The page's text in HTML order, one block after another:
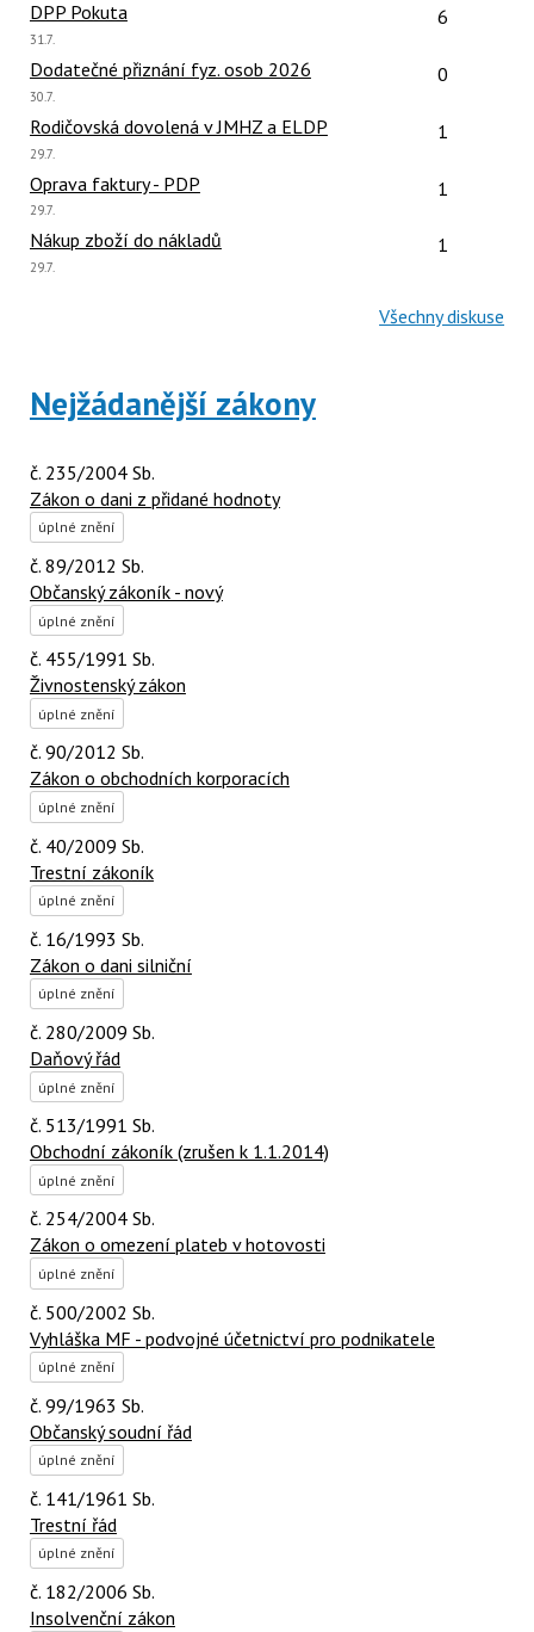
DPP Pokuta Počet
6
Poslední
31.7.
Dodatečné přiznání fyz. osob 2026 Počet
0
Poslední
30.7.
Rodičovská dovolená v JMHZ a ELDP Počet
1
Poslední
29.7.
Oprava faktury - PDP Počet
1
Poslední
29.7.
Nákup zboží do nákladů Počet
1
Poslední
29.7.
Všechny diskuse
Nejžádanější zákony
č. 235/2004 Sb.
Zákon o dani z přidané hodnoty
úplné znění
č. 89/2012 Sb.
Občanský zákoník - nový
úplné znění
č. 455/1991 Sb.
Živnostenský zákon
úplné znění
č. 90/2012 Sb.
Zákon o obchodních korporacích
úplné znění
č. 40/2009 Sb.
Trestní zákoník
úplné znění
č. 16/1993 Sb.
Zákon o dani silniční
úplné znění
č. 280/2009 Sb.
Daňový řád
úplné znění
č. 513/1991 Sb.
Obchodní zákoník (zrušen k 1.1.2014)
úplné znění
č. 254/2004 Sb.
Zákon o omezení plateb v hotovosti
úplné znění
č. 500/2002 Sb.
Vyhláška MF - podvojné účetnictví pro podnikatele
úplné znění
č. 99/1963 Sb.
Občanský soudní řád
úplné znění
č. 141/1961 Sb.
Trestní řád
úplné znění
č. 182/2006 Sb.
Insolvenční zákon